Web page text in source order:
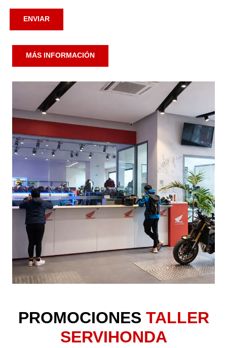
MÁS INFORMACIÓN
PROMOCIONES TALLER
SERVIHONDA